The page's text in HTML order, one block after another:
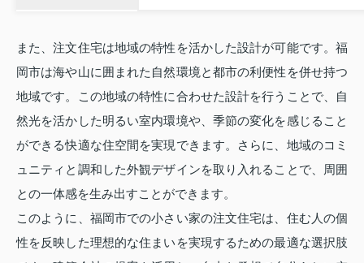
また、注文住宅は地域の特性を活かした設計が可能です。福
岡市は海や山に囲まれた自然環境と都市の利便性を併せ持つ
地域です。この地域の特性に合わせた設計を行うことで、自
然光を活かした明るい室内環境や、季節の変化を感じること
ができる快適な住空間を実現できます。さらに、地域のコミ
ュニティと調和した外観デザインを取り入れることで、周囲
との一体感を生み出すことができます。
このように、福岡市での小さい家の注文住宅は、住む人の個
性を反映した理想的な住まいを実現するための最適な選択肢